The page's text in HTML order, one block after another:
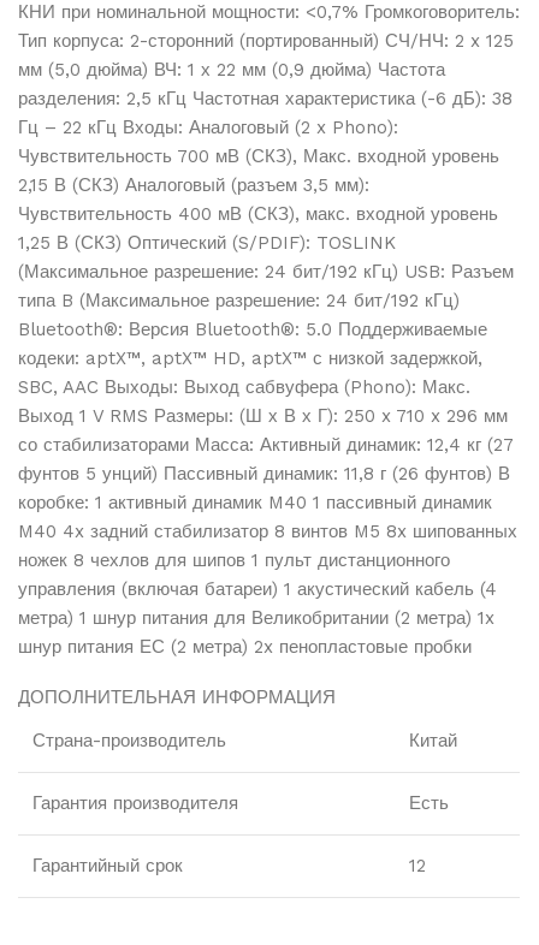
КНИ при номинальной мощности: <0,7% Громкоговоритель:
Тип корпуса: 2-сторонний (портированный) СЧ/НЧ: 2 x 125
мм (5,0 дюйма) ВЧ: 1 х 22 мм (0,9 дюйма) Частота
разделения: 2,5 кГц Частотная характеристика (-6 дБ): 38
Гц – 22 кГц Входы: Аналоговый (2 x Phono):
Чувствительность 700 мВ (СКЗ), Макс. входной уровень
2,15 В (СКЗ) Аналоговый (разъем 3,5 мм):
Чувствительность 400 мВ (СКЗ), макс. входной уровень
1,25 В (СКЗ) Оптический (S/PDIF): TOSLINK
(Максимальное разрешение: 24 бит/192 кГц) USB: Разъем
типа B (Максимальное разрешение: 24 бит/192 кГц)
Bluetooth®: Версия Bluetooth®: 5.0 Поддерживаемые
кодеки: aptX™, aptX™ HD, aptX™ с низкой задержкой,
SBC, AAC Выходы: Выход сабвуфера (Phono): Макс.
Выход 1 V RMS Размеры: (Ш х В х Г): 250 x 710 x 296 мм
со стабилизаторами Масса: Активный динамик: 12,4 кг (27
фунтов 5 унций) Пассивный динамик: 11,8 г (26 фунтов) В
коробке: 1 активный динамик M40 1 пассивный динамик
M40 4x задний стабилизатор 8 винтов M5 8x шипованных
ножек 8 чехлов для шипов 1 пульт дистанционного
управления (включая батареи) 1 акустический кабель (4
метра) 1 шнур питания для Великобритании (2 метра) 1x
шнур питания ЕС (2 метра) 2x пенопластовые пробки
ДОПОЛНИТЕЛЬНАЯ ИНФОРМАЦИЯ
Страна-производитель
Китай
Гарантия производителя Есть
Гарантийный срок 12